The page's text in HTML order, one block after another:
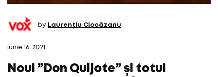
by Laurențiu Ciocăzanu
iunie 16, 2021
Noul ”Don Quijote” și totul